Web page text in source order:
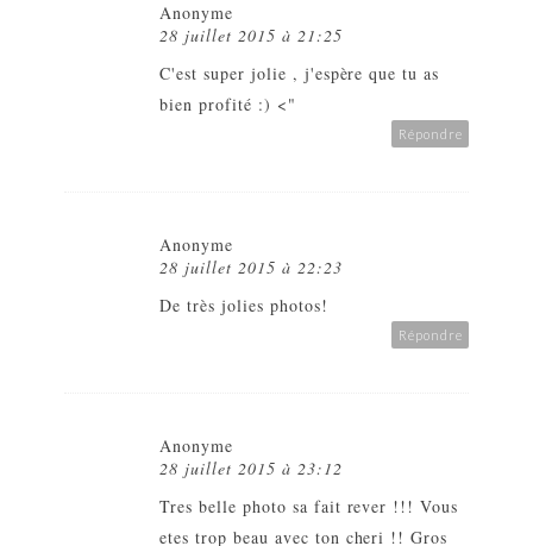
Anonyme
28 juillet 2015 à 21:25
C'est super jolie , j'espère que tu as
bien profité :) <"
Répondre
Anonyme
28 juillet 2015 à 22:23
De très jolies photos!
Répondre
Anonyme
28 juillet 2015 à 23:12
Tres belle photo sa fait rever !!! Vous
etes trop beau avec ton cheri !! Gros